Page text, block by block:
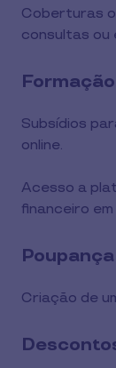
Coberturas
consultas ou
Subsídios
online.
Acesso a
financeiro
Criação de